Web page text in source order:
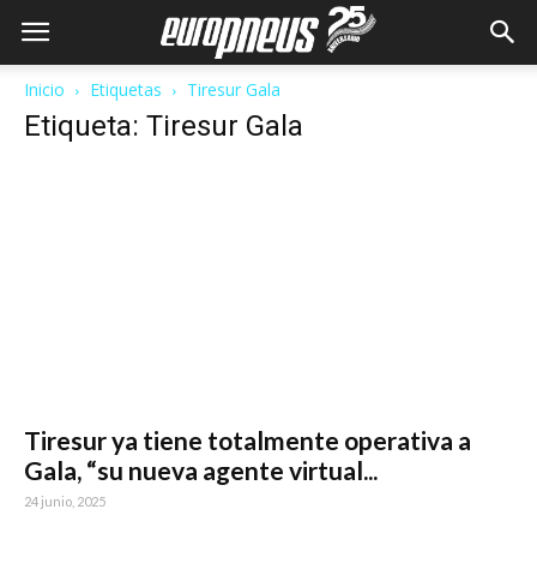
Inicio Etiquetas Tiresur Gala
Etiqueta: Tiresur Gala
Tiresur ya tiene totalmente operativa a
Gala, “su nueva agente virtual...
24 junio, 2025